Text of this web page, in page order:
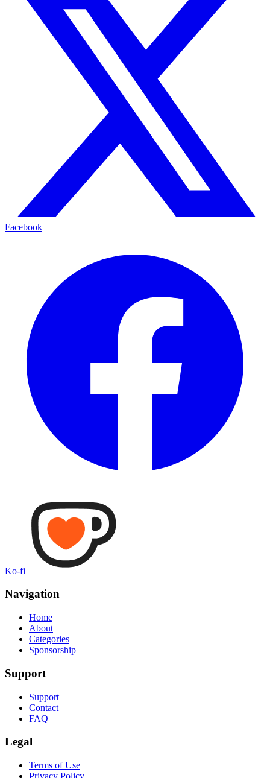
Facebook
Ko-fi
Navigation
Home
About
Categories
Sponsorship
Support
Support
Contact
FAQ
Legal
Terms of Use
Privacy Policy